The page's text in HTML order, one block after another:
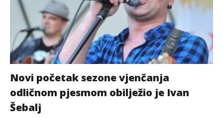
Novi početak sezone vjenčanja
odličnom pjesmom obilježio je Ivan
Šebalj